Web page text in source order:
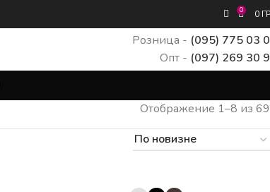
0 0
Розница - (095) 775 03
Опт - (097) 269 30
Отображение 1–8 из 69